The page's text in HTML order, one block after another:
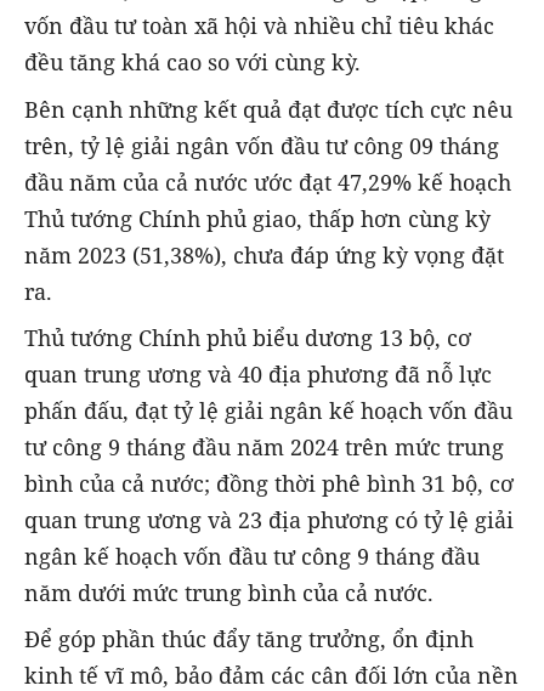
vốn đầu tư toàn xã hội và nhiều chỉ tiêu khác
đều tăng khá cao so với cùng kỳ.
Bên cạnh những kết quả đạt được tích cực nêu
trên, tỷ lệ giải ngân vốn đầu tư công 09 tháng
đầu năm của cả nước ước đạt 47,29% kế hoạch
Thủ tướng Chính phủ giao, thấp hơn cùng kỳ
năm 2023 (51,38%), chưa đáp ứng kỳ vọng đặt
ra.
Thủ tướng Chính phủ biểu dương 13 bộ, cơ
quan trung ương và 40 địa phương đã nỗ lực
phấn đấu, đạt tỷ lệ giải ngân kế hoạch vốn đầu
tư công 9 tháng đầu năm 2024 trên mức trung
bình của cả nước; đồng thời phê bình 31 bộ, cơ
quan trung ương và 23 địa phương có tỷ lệ giải
ngân kế hoạch vốn đầu tư công 9 tháng đầu
năm dưới mức trung bình của cả nước.
Để góp phần thúc đẩy tăng trưởng, ổn định
kinh tế vĩ mô, bảo đảm các cân đối lớn của nền